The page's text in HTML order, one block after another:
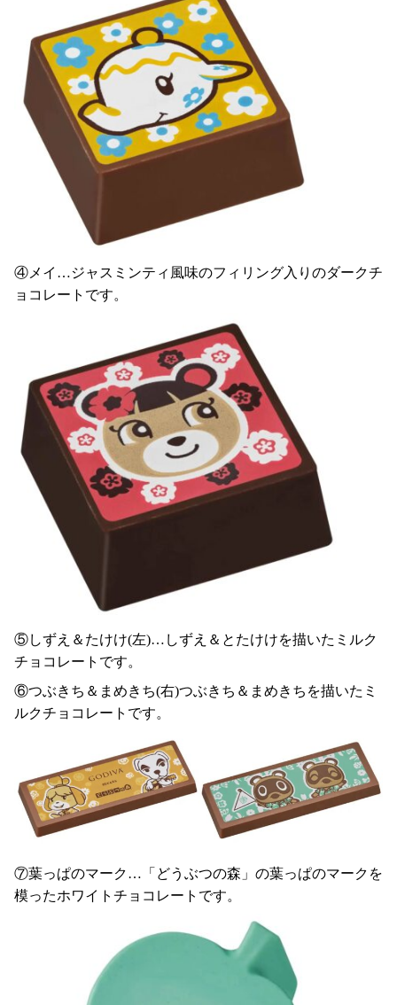
④メイ…ジャスミンティ風味のフィリング入りのダークチ
ョコレートです。
⑤しずえ＆たけけ(左)…しずえ＆とたけけを描いたミルク
チョコレートです。
⑥つぶきち＆まめきち(右)つぶきち＆まめきちを描いたミ
ルクチョコレートです。
⑦葉っぱのマーク…「どうぶつの森」の葉っぱのマークを
模ったホワイトチョコレートです。